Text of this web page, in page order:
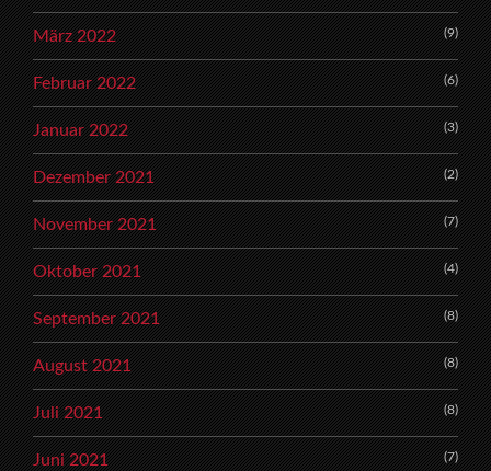
März 2022 (9)
Februar 2022 (6)
Januar 2022 (3)
Dezember 2021 (2)
November 2021 (7)
Oktober 2021 (4)
September 2021 (8)
August 2021 (8)
Juli 2021 (8)
Juni 2021 (7)